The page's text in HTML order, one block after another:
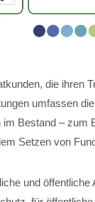
die ihren
umfassen
Bestand – zum
Setzen von
und öffentliche